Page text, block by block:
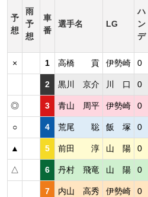
予
想
雨
予
想
車
番
選手名 LG
ハ
ン
デ
× 1 高橋 貢 伊勢崎 0
2 黒川 京介 川 口 0
◎ 3 青山 周平 伊勢崎 0
○ 4 荒尾 聡 飯 塚 0
▲ 5 前田 淳 山 陽 0
△ 6 丹村 飛竜 山 陽 0
7 内山 高秀 伊勢崎 0